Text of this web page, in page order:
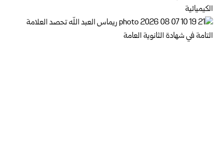
الكيميائية